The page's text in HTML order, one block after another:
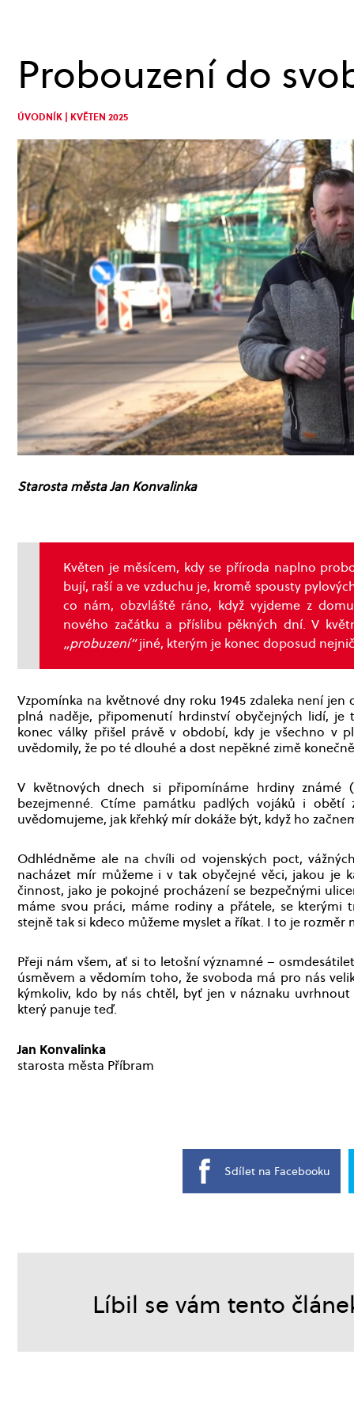
Probouzení do
ÚVODNÍK | KVĚTEN 2025
Starosta města Jan Konvalinka
Květen je měsícem, kdy se příroda naplno
bují, raší a ve vzduchu je, kromě spousty
co nám, obzvláště ráno, když vyjdeme z
nového začátku a příslibu pěkných dní. V
„probuzení“jiné, kterým je konec doposud
Vzpomínka na květnové dny roku 1945 zdaleka není
plná naděje, připomenutí hrdinství obyčejných lidí, je
konec války přišel právě v období, kdy je všechno v
uvědomily, že po té dlouhé a dost nepěkné zimě
V květnových dnech si připomínáme hrdiny
bezejmenné. Ctíme památku padlých vojáků i
uvědomujeme, jak křehký mír dokáže být, když ho
Odhlédněme ale na chvíli od vojenských poct,
nacházet mír můžeme i v tak obyčejné věci, jakou je
činnost, jako je pokojné procházení se bezpečnými
máme svou práci, máme rodiny a přátele, se
stejně tak si kdeco můžeme myslet a říkat. I to je
Přeji nám všem, ať si to letošní významné –
úsměvem a vědomím toho, že svoboda má pro nás
kýmkoliv, kdo by nás chtěl, byť jen v náznaku
který panuje teď.
Jan Konvalinka
starosta města Příbram
Sdílet na Facebooku
Líbil se vám tento